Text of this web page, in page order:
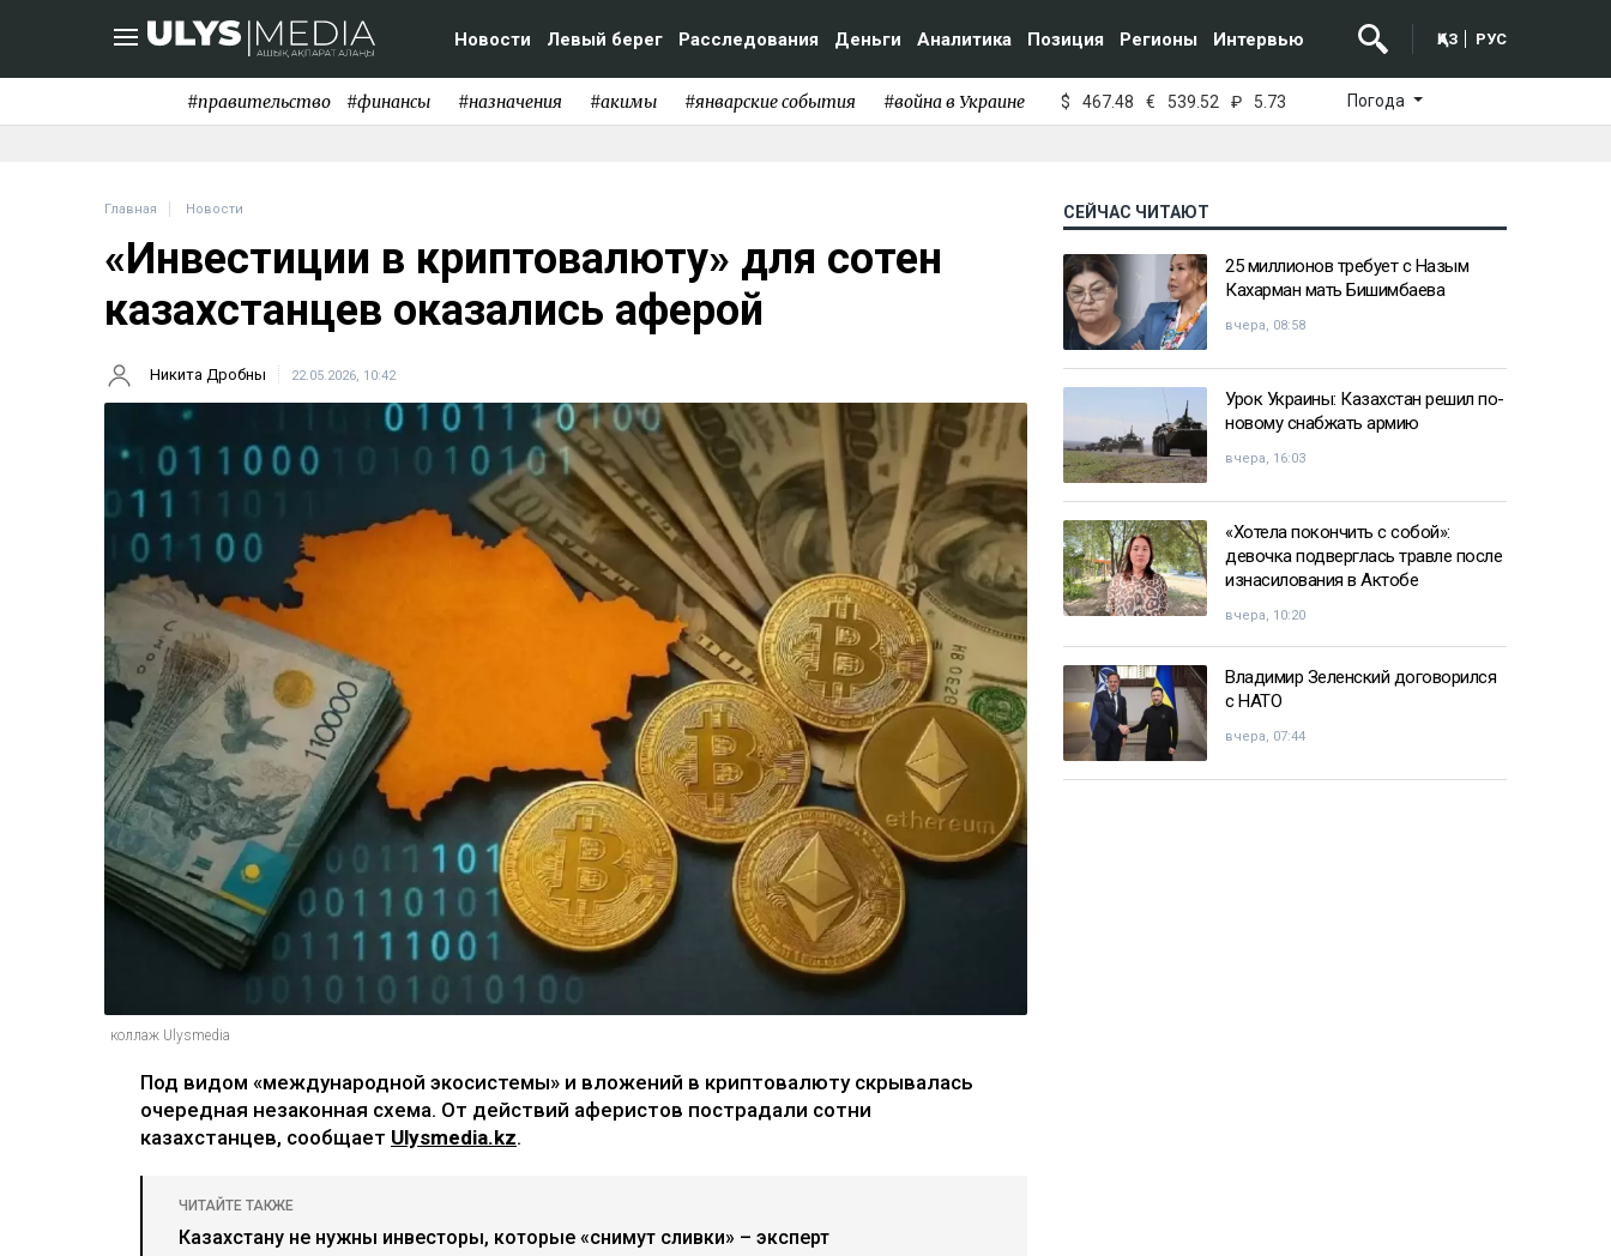
Новости Левый берег Расследования Деньги Аналитика Позиция Регионы Интервью ҚАЗ РУС
#правительство #финансы #назначения #акимы #январские события #война в Украине $ 467.48 € 539.52 ₽ 5.73 Погода
Главная Новости
«Инвестиции в криптовалюту» для сотен
казахстанцев оказались аферой
Никита Дробны 22.05.2026, 10:42
коллаж Ulysmedia
Под видом «международной экосистемы» и вложений в криптовалюту скрывалась
очередная незаконная схема. От действий аферистов пострадали сотни
казахстанцев, сообщает Ulysmedia.kz.
ЧИТАЙТЕ ТАКЖЕ
Казахстану не нужны инвесторы, которые «снимут сливки» – эксперт
СЕЙЧАС ЧИТАЮТ
25 миллионов требует с Назым
Кахарман мать Бишимбаева
вчера, 08:58
Урок Украины: Казахстан решил по-
новому снабжать армию
вчера, 16:03
«Хотела покончить с собой»:
девочка подверглась травле после
изнасилования в Актобе
вчера, 10:20
Владимир Зеленский договорился
с НАТО
вчера, 07:44